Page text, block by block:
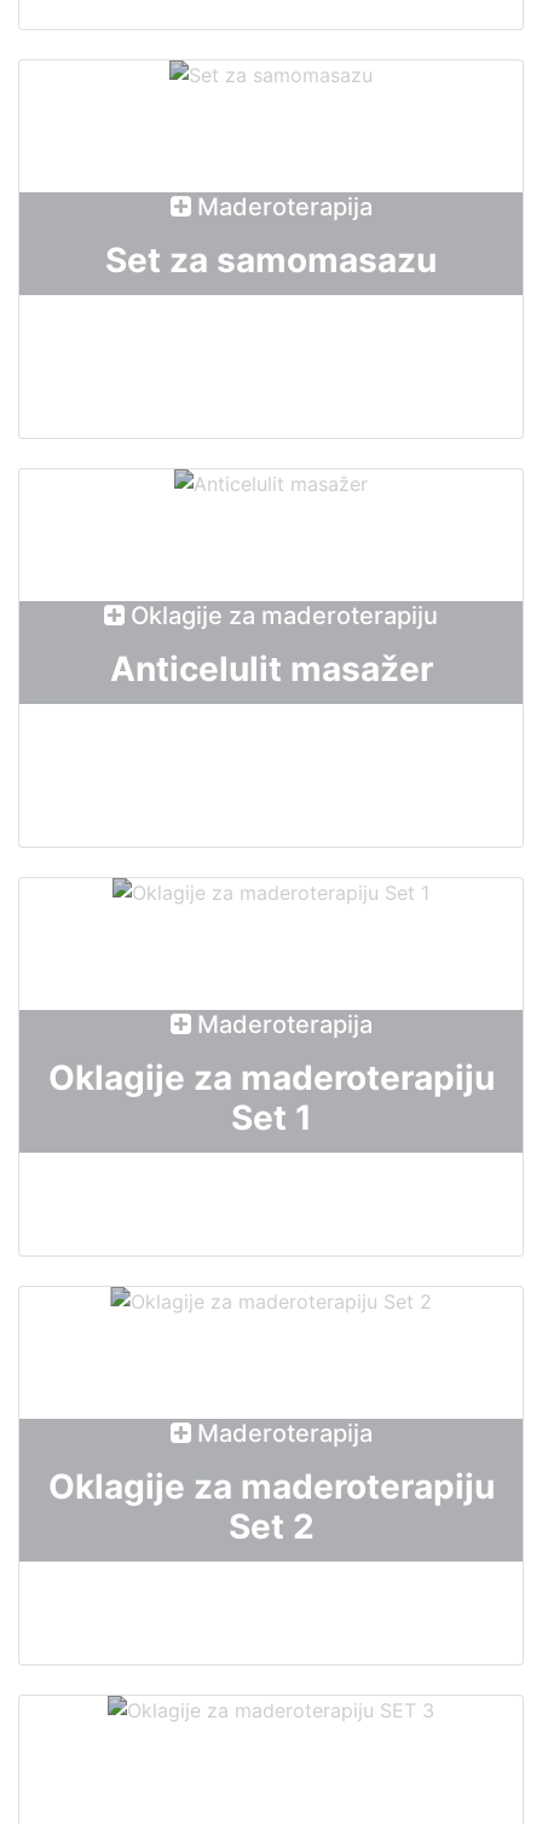
Maderoterapija
Set za samomasazu
Oklagije za maderoterapiju
Anticelulit masažer
Maderoterapija
Oklagije za maderoterapiju
Set 1
Maderoterapija
Oklagije za maderoterapiju
Set 2